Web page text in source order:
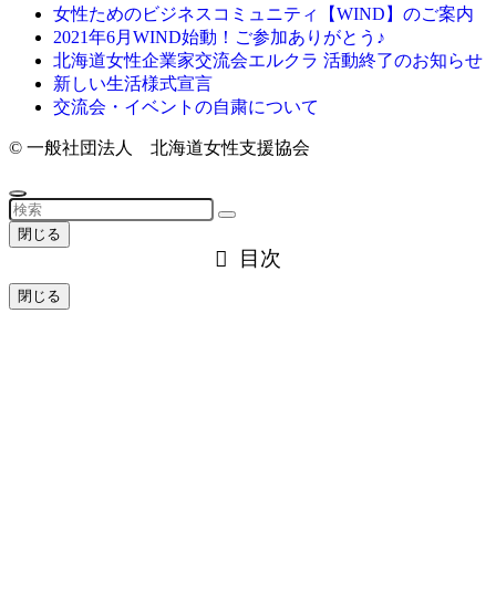
女性ためのビジネスコミュニティ【WIND】のご案内
2021年6月WIND始動！ご参加ありがとう♪
北海道女性企業家交流会エルクラ 活動終了のお知らせ
新しい生活様式宣言
交流会・イベントの自粛について
© 一般社団法人 北海道女性支援協会
閉じる
目次
閉じる